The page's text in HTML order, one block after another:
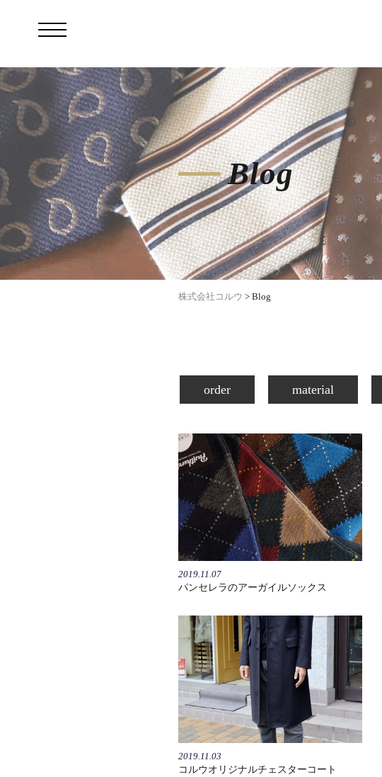
Blog
株式会社コルウ > Blog
order material
2019.11.07
パンセレラのアーガイルソックス
2019.11.03
コルウオリジナルチェスターコート